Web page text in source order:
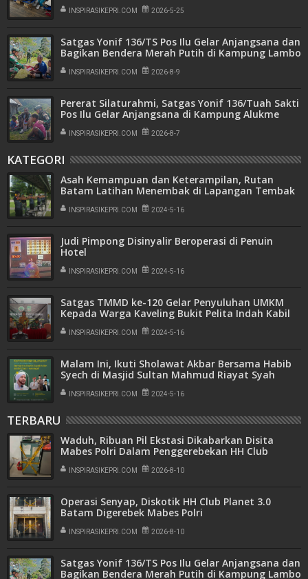
INSPIRASIKEPRI.COM 2026-5-25
Satgas Yonif 136/TS Pos Ilu Gelar Anjangsana dan
Bagikan Bendera Merah Putih di Kampung Lambo
INSPIRASIKEPRI.COM 2026-8-9
Pererat Silaturahmi, Satgas Yonif 136/Tuah Sakti
Pos Ilu Gelar Anjangsana di Kampung Alukme
INSPIRASIKEPRI.COM 2026-8-7
KATEGORI
Asah Kemampuan dan Keterampilan, Rutan
Batam Latihan Menembak di Lapangan Tembak
Yonif 10 Marinir/SBY
INSPIRASIKEPRI.COM 2024-5-16
Judi Pimpong Disinyalir Beroperasi di Penuin
Hotel
INSPIRASIKEPRI.COM 2024-5-16
Satgas TMMD ke-120 Gelar Penyuluhan UMKM
Kepada Warga Kaveling Bukit Pelita Indah Kabil
INSPIRASIKEPRI.COM 2024-5-16
Malam Ini, Ikuti Sholawat Akbar Bersama Habib
Syech di Masjid Sultan Mahmud Riayat Syah
INSPIRASIKEPRI.COM 2024-5-16
TERBARU
Waduh, Ribuan Pil Ekstasi Dikabarkan Disita
Mabes Polri Dalam Penggerebekan HH Club
INSPIRASIKEPRI.COM 2026-8-10
Operasi Senyap, Diskotik HH Club Planet 3.0
Batam Digerebek Mabes Polri
INSPIRASIKEPRI.COM 2026-8-10
Satgas Yonif 136/TS Pos Ilu Gelar Anjangsana dan
Bagikan Bendera Merah Putih di Kampung Lambo